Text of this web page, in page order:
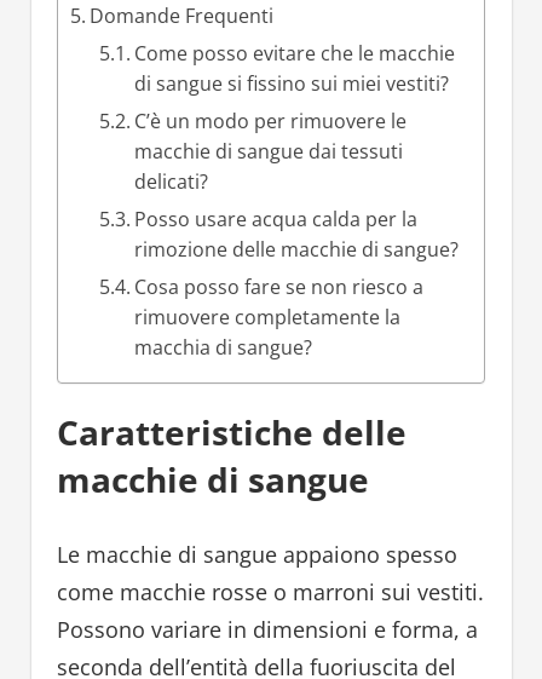
Domande Frequenti
Come posso evitare che le macchie
di sangue si fissino sui miei vestiti?
C’è un modo per rimuovere le
macchie di sangue dai tessuti
delicati?
Posso usare acqua calda per la
rimozione delle macchie di sangue?
Cosa posso fare se non riesco a
rimuovere completamente la
macchia di sangue?
Caratteristiche delle
macchie di sangue
Le macchie di sangue appaiono spesso
come macchie rosse o marroni sui vestiti.
Possono variare in dimensioni e forma, a
seconda dell’entità della fuoriuscita del